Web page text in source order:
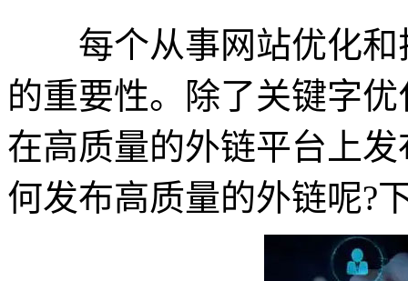
每个从事网站优化和
的重要性。除了关键字
在高质量的外链平台上
何发布高质量的外链呢?